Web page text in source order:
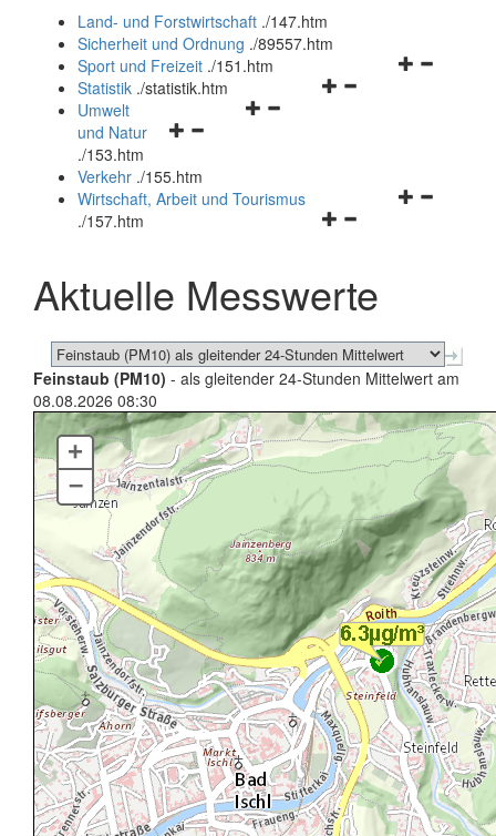
und
schließen
Land- und Forstwirtschaft ./147.htm
Sicherheit und Ordnung ./89557.htm
Navigationsmenü
Sport und Freizeit ./151.htm
Navigationsmenü
Statistik ./statistik.htm
Navigationsmenü
und
schließen
Umwelt
und Natur
./153.htm
Verkehr ./155.htm
Navigationsmenü
schließen
Wirtschaft, Arbeit und Tourismus
./157.htm
Aktuelle Messwerte
Feinstaub (PM10) - als gleitender 24-Stunden Mittelwert am
08.08.2026 08:30
+
–